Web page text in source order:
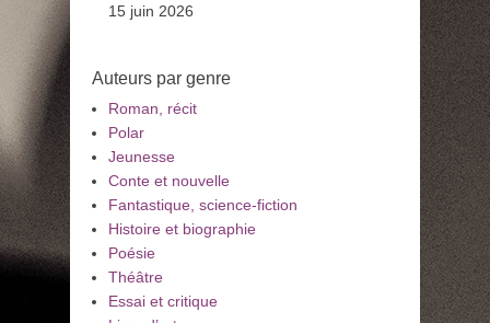
15 juin 2026
Auteurs par genre
Roman, récit
Polar
Jeunesse
Conte et nouvelle
Fantastique, science-fiction
Histoire et biographie
Poésie
Théâtre
Essai et critique